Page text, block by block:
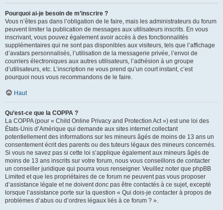
Pourquoi ai-je besoin de m’inscrire ?
Vous n’êtes pas dans l’obligation de le faire, mais les administrateurs du forum
peuvent limiter la publication de messages aux utilisateurs inscrits. En vous
inscrivant, vous pouvez également avoir accès à des fonctionnalités
supplémentaires qui ne sont pas disponibles aux visiteurs, tels que l’affichage
d’avatars personnalisés, l’utilisation de la messagerie privée, l’envoi de
courriers électroniques aux autres utilisateurs, l’adhésion à un groupe
d’utilisateurs, etc. L’inscription ne vous prend qu’un court instant, c’est
pourquoi nous vous recommandons de le faire.
Haut
Qu’est-ce que la COPPA ?
La COPPA (pour « Child Online Privacy and Protection Act ») est une loi des
États-Unis d’Amérique qui demande aux sites internet collectant
potentiellement des informations sur les mineurs âgés de moins de 13 ans un
consentement écrit des parents ou des tuteurs légaux des mineurs concernés.
Si vous ne savez pas si cette loi s’applique également aux mineurs âgés de
moins de 13 ans inscrits sur votre forum, nous vous conseillons de contacter
un conseiller juridique qui pourra vous renseigner. Veuillez noter que phpBB
Limited et que les propriétaires de ce forum ne peuvent pas vous proposer
d’assistance légale et ne doivent donc pas être contactés à ce sujet, excepté
lorsque l’assistance porte sur la question « Qui dois-je contacter à propos de
problèmes d’abus ou d’ordres légaux liés à ce forum ? ».